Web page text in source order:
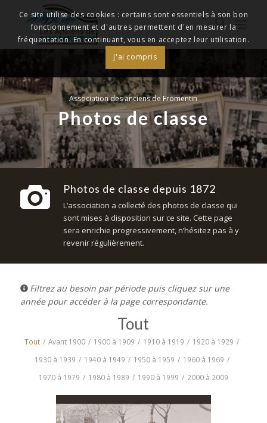
Association des anciens de Fromentin
Photos de classe
Photos de classe depuis 1872
L’association a collecté des photos de classe qui
sont mises à disposition sur ce site. Cette page
sera enrichie progressivement, n’hésitez pas à y
revenir régulièrement.
Filtrez au besoin par période puis cliquez sur une
année pour accéder à la page correspondante.
Tout
Tout / Avant 1900 / 1900 à 1909 / 1910 à 1919 / 1920 à 1929 /
1930 à 1939 / 1940 à 1949 / 1950 à 1959 / 1960 à 1969 /
1970 à 1979 / 1980 à 1989 / 1990 à 1999 / 2000 à 2009
Ce site utilise des cookies : certains sont essentiels à son bon
fonctionnement et d'autres permettent d'en mesurer la
fréquentation. En continuant, vous en acceptez leur utilisation.
J'ai compris